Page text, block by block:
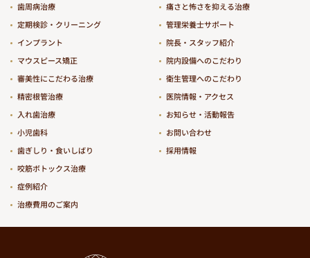
歯周病治療
定期検診・クリーニング
インプラント
マウスピース矯正
審美性にこだわる治療
精密根管治療
入れ歯治療
小児歯科
歯ぎしり・食いしばり
咬筋ボトックス治療
症例紹介
治療費用のご案内
痛さと怖さを抑える治療
管理栄養士サポート
院長・スタッフ紹介
院内設備へのこだわり
衛生管理へのこだわり
医院情報・アクセス
お知らせ・活動報告
お問い合わせ
採用情報